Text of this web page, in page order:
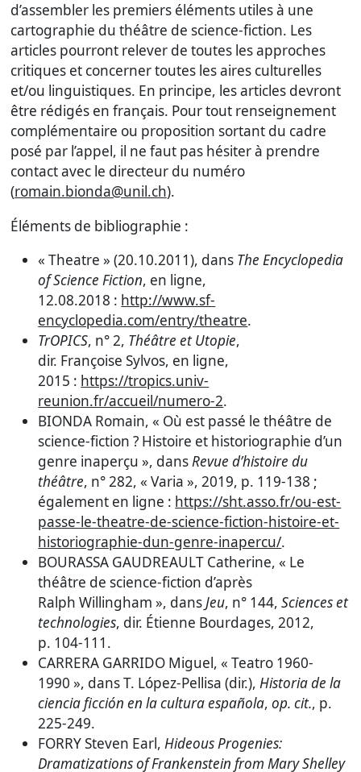
d’assembler les premiers éléments utiles à une
cartographie du théâtre de science-fiction. Les
articles pourront relever de toutes les approches
critiques et concerner toutes les aires culturelles
et/ou linguistiques. En principe, les articles devront
être rédigés en français. Pour tout renseignement
complémentaire ou proposition sortant du cadre
posé par l’appel, il ne faut pas hésiter à prendre
contact avec le directeur du numéro
(romain.bionda@unil.ch).
Éléments de bibliographie :
« Theatre » (20.10.2011), dans The Encyclopedia
of Science Fiction, en ligne,
12.08.2018 : http://www.sf-
encyclopedia.com/entry/theatre.
TrOPICS, n° 2, Théâtre et Utopie,
dir. Françoise Sylvos, en ligne,
2015 : https://tropics.univ-
reunion.fr/accueil/numero-2.
BIONDA Romain, « Où est passé le théâtre de
science-fiction ? Histoire et historiographie d’un
genre inaperçu », dansRevue d’histoire du
théâtre, n° 282, « Varia », 2019, p. 119-138 ;
également en ligne : https://sht.asso.fr/ou-est-
passe-le-theatre-de-science-fiction-histoire-et-
historiographie-dun-genre-inapercu/.
BOURASSA GAUDREAULT Catherine, « Le
théâtre de science-fiction d’après
Ralph Willingham », dansJeu, n° 144,Sciences et
technologies, dir. Étienne Bourdages, 2012,
p. 104-111.
CARRERA GARRIDO Miguel, « Teatro 1960-
1990 », dans T. López-Pellisa (dir.),Historia de la
ciencia ficción en la cultura española,op. cit., p.
225-249.
FORRY Steven Earl,Hideous Progenies:
Dramatizations of Frankenstein from Mary Shelley